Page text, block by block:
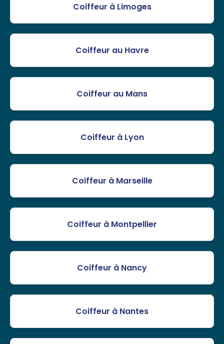
Coiffeur à Limoges
Coiffeur au Havre
Coiffeur au Mans
Coiffeur à Lyon
Coiffeur à Marseille
Coiffeur à Montpellier
Coiffeur à Nancy
Coiffeur à Nantes